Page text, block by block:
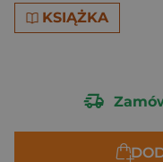
KSIĄŻKA